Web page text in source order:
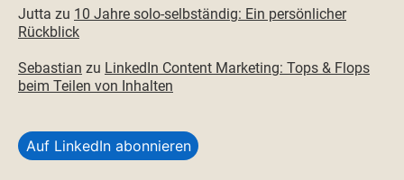
Jutta zu 10 Jahre solo-selbständig: Ein persönlicher
Rückblick
Sebastian zu LinkedIn Content Marketing: Tops & Flops
beim Teilen von Inhalten
Auf LinkedIn abonnieren